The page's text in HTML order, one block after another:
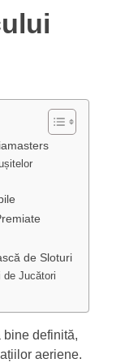
de Sloturi
de Jucători
bine definită,
aeriene.